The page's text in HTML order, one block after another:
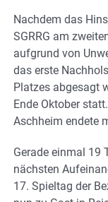
Nachdem das
SGRRG am
aufgrund von
das erste
Platzes abgesagt
Ende Oktober
Aschheim endete
Gerade einmal 19
nächsten
17. Spieltag der